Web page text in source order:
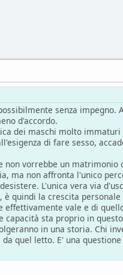
senza impegno.
d'accordo.
dei maschi molto
di fare sesso,
vorrebbe un matrimonio
ma non affronta l'unico
L'unica vera via
quindi la crescita
vale e di
sta proprio in
in una storia. Chi
quel letto. E' una